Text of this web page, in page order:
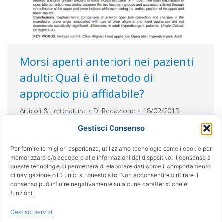
Gestisci Consenso
Per fornire le migliori esperienze, utilizziamo tecnologie come i cookie per
memorizzare e/o accedere alle informazioni del dispositivo. Il consenso a
queste tecnologie ci permetterà di elaborare dati come il comportamento
di navigazione o ID unici su questo sito. Non acconsentire o ritirare il
consenso può influire negativamente su alcune caratteristiche e
funzioni.
Gestisci servizi
Morsi aperti anteriori nei pazienti
adulti: Qual è il metodo di
approccio più affidabile?
Articoli & Letteratura Di Redazione 18/02/2019
Comparazione cefalometrica del trattamento di
allineatori invisibili e apparecchiature fisse. Lo
scopo di questo lavoro è stato quello di
evidenziare differenze eventuali nella correzione
di morsi aperti anteriori e nel controllo della
dimensione verticale in soggetti adulti
iperdivergenti trattati con metodi diversi :